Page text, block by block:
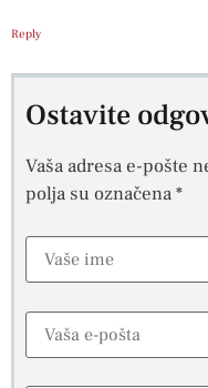
Reply
Ostavite
Vaša adresa e-pošte
polja su označena*